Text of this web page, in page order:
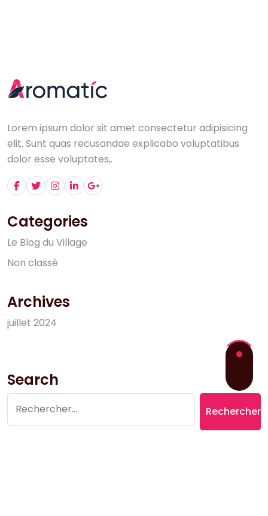
Lorem ipsum dolor sit amet consectetur adipisicing
elit. Sunt quas recusandae explicabo voluptatibus
dolor esse voluptates,.
Categories
Le Blog du Village
Non classé
Archives
juillet 2024
Search